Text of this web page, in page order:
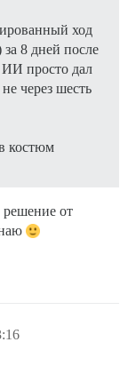
ход
за 8 дней после
ИИ просто дал
через шесть
костюм
от